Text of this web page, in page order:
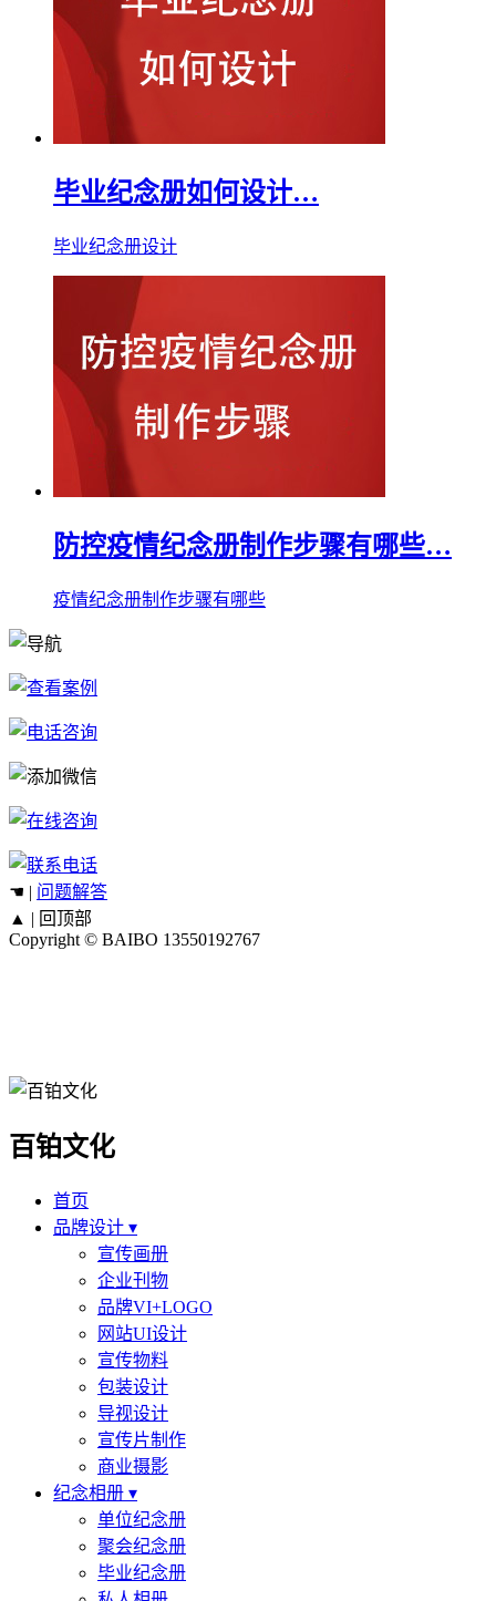
毕业纪念册如何设计…
毕业纪念册设计
防控疫情纪念册制作步骤有哪些…
疫情纪念册制作步骤有哪些
☚ | 问题解答
▲ | 回顶部
Copyright © BAIBO 13550192767
百铂文化
首页
品牌设计 ▾
宣传画册
企业刊物
品牌VI+LOGO
网站UI设计
宣传物料
包装设计
导视设计
宣传片制作
商业摄影
纪念相册 ▾
单位纪念册
聚会纪念册
毕业纪念册